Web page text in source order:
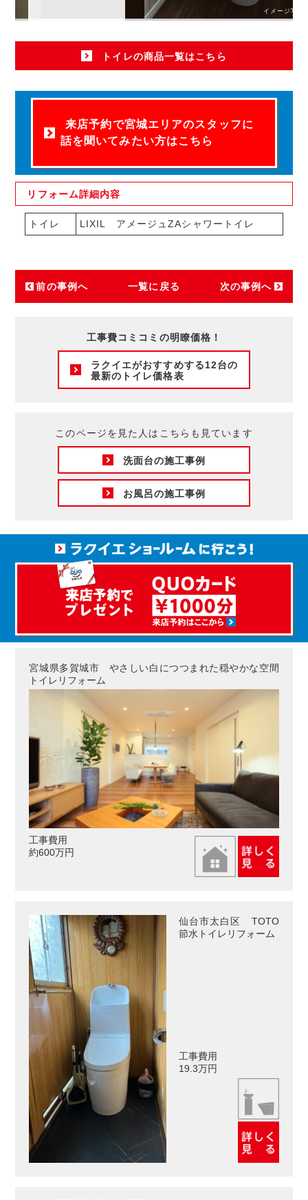
イメージ写真
トイレの商品一覧はこちら
来店予約で宮城エリアのスタッフに
話を聞いてみたい方はこちら
リフォーム詳細内容
トイレ LIXIL アメージュZAシャワートイレ
前の事例へ 一覧に戻る 次の事例へ
工事費コミコミの明瞭価格！
ラクイエがおすすめする12台の
最新のトイレ価格表
このページを見た人はこちらも見ています
洗面台の施工事例
お風呂の施工事例
宮城県多賀城市 やさしい白につつまれた穏やかな空間
トイレリフォーム
工事費用
約600万円
仙台市太白区 TOTO
節水トイレリフォーム
工事費用
19.3万円